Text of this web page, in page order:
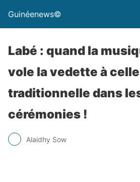
Guinéenews©
Labé : quand la
vole la vedette à celle
traditionnelle dans
cérémonies !
Alaidhy Sow